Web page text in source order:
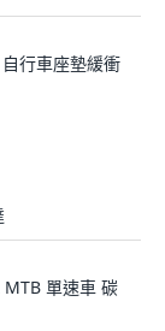
行車座墊緩衝
MTB 單速車 碳